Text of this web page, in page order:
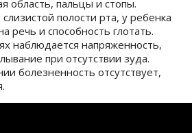
область, пальцы и стопы.
полости рта, у ребенка
речь и способность глотать.
наблюдается напряженность,
при отсутствии зуда.
болезненность отсутствует,